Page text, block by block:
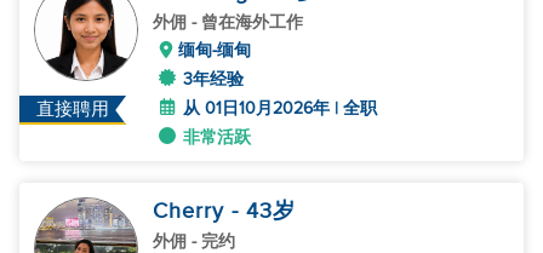
直接聘用
外佣 - 曾在海外工作
缅甸-缅甸
3年经验
从 01日10月2026年 | 全职
非常活跃
Cherry - 43岁
外佣 - 完约